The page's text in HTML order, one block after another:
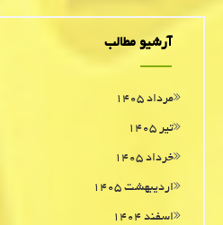
آرشیو مطالب
مرداد ۱۴۰۵
تیر ۱۴۰۵
خرداد ۱۴۰۵
اردیبهشت ۱۴۰۵
اسفند ۱۴۰۴